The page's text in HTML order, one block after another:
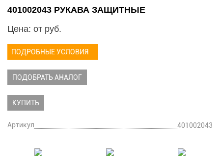
401002043 РУКАВА ЗАЩИТНЫЕ
Цена: от руб.
ПОДРОБНЫЕ УСЛОВИЯ
ПОДОБРАТЬ АНАЛОГ
КУПИТЬ
Артикул 401002043